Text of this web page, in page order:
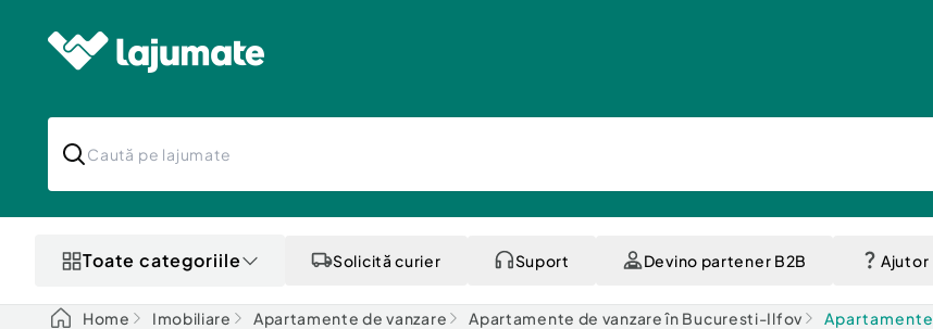
Toate categoriile Solicită curier Suport Devino partener B2B Ajutor
Home Imobiliare Apartamente de vanzare Apartamente de vanzare în Bucuresti-Ilfov